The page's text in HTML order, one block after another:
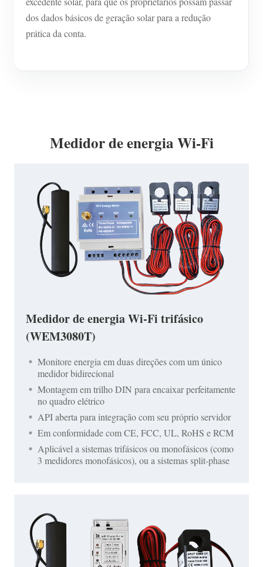
dos dados básicos de geração solar para a redução
prática da conta.
Medidor de energia Wi-Fi
Medidor de energia Wi-Fi trifásico
(WEM3080T)
Monitore energia em duas direções com um único
medidor bidirecional
Montagem em trilho DIN para encaixar perfeitamente
no quadro elétrico
API aberta para integração com seu próprio servidor
Em conformidade com CE, FCC, UL, RoHS e RCM
Aplicável a sistemas trifásicos ou monofásicos (como
3 medidores monofásicos), ou a sistemas split-phase